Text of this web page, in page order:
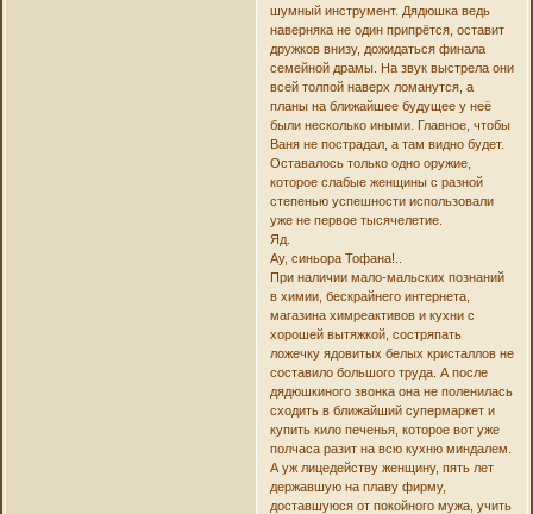
шумный инструмент. Дядюшка ведь
наверняка не один припрётся, оставит
дружков внизу, дожидаться финала
семейной драмы. На звук выстрела они
всей толпой наверх ломанутся, а
планы на ближайшее будущее у неё
были несколько иными. Главное, чтобы
Ваня не пострадал, а там видно будет.
Оставалось только одно оружие,
которое слабые женщины с разной
степенью успешности использовали
уже не первое тысячелетие.
Яд.
Ау, синьора Тофана!..
При наличии мало-мальских познаний
в химии, бескрайнего интернета,
магазина химреактивов и кухни с
хорошей вытяжкой, состряпать
ложечку ядовитых белых кристаллов не
составило большого труда. А после
дядюшкиного звонка она не поленилась
сходить в ближайший супермаркет и
купить кило печенья, которое вот уже
полчаса разит на всю кухню миндалем.
А уж лицедейству женщину, пять лет
державшую на плаву фирму,
доставшуюся от покойного мужа, учить